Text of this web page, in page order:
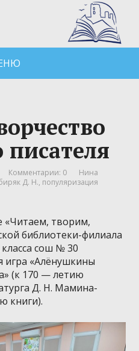
писателя
Комментарии: 0
Нина
Д. Н., популяризация
«Читаем, творим,
библиотеки-филиала
сош № 30
игра «Алёнушкины
(к 170 — летию
Д. Н. Мамина-
книги).